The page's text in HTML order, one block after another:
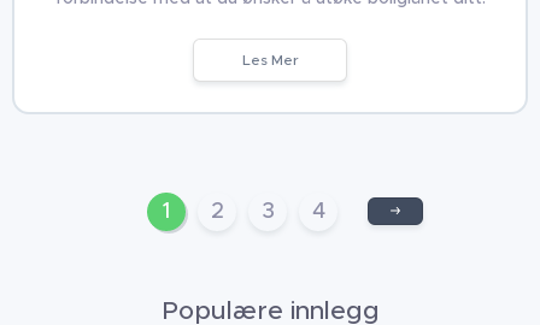
Les Mer
1 2 3 4
Populære innlegg